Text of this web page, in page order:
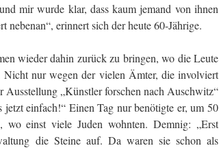
mir wurde klar, dass kaum jemand von ihnen
erinnert sich der heute 60-Jährige.
wieder dahin zurück zu bringen, wo die Leute
nur wegen der vielen Ämter, die involviert
„Künstler forschen nach Auschwitz“
einfach!“ Einen Tag nur benötigte er, um 50
wo einst viele Juden wohnten. Demnig: „Erst
die Steine auf. Da waren sie schon als